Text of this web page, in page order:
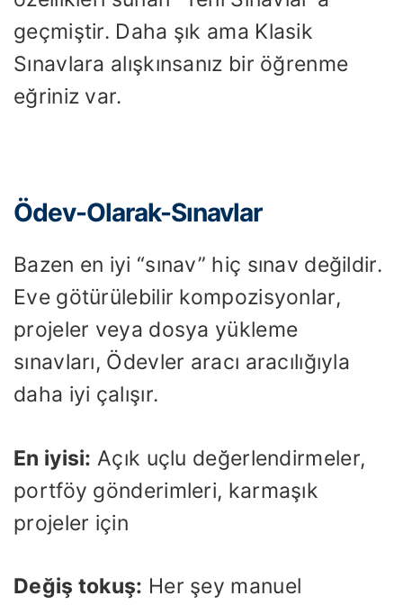
geçmiştir. Daha şık ama Klasik
Sınavlara alışkınsanız bir öğrenme
eğriniz var.
Ödev-Olarak-Sınavlar
Bazen en iyi “sınav” hiç sınav değildir.
Eve götürülebilir kompozisyonlar,
projeler veya dosya yükleme
sınavları, Ödevler aracı aracılığıyla
daha iyi çalışır.
En iyisi: Açık uçlu değerlendirmeler,
portföy gönderimleri, karmaşık
projeler için
Değiş tokuş: Her şey manuel